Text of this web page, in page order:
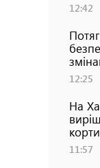
12:42
12:25
На
корти
11:57